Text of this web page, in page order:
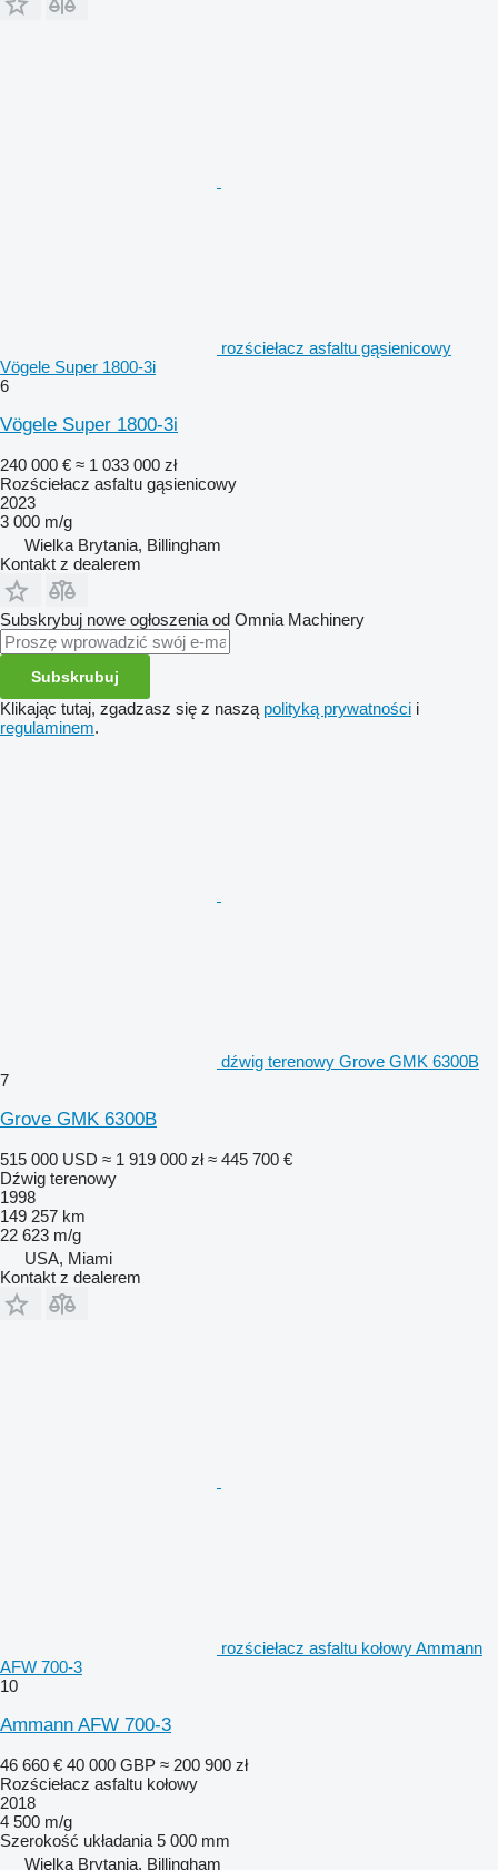
rozściełacz asfaltu gąsienicowy
Vögele Super 1800-3i
6
Vögele Super 1800-3i
240 000 € ≈ 1 033 000 zł
Rozściełacz asfaltu gąsienicowy
2023
3 000 m/g
Wielka Brytania, Billingham
Kontakt z dealerem
Subskrybuj nowe ogłoszenia od Omnia Machinery
Subskrubuj
Klikając tutaj, zgadzasz się z naszą polityką prywatności i
regulaminem.
dźwig terenowy Grove GMK 6300B
7
Grove GMK 6300B
515 000 USD ≈ 1 919 000 zł ≈ 445 700 €
Dźwig terenowy
1998
149 257 km
22 623 m/g
USA, Miami
Kontakt z dealerem
rozściełacz asfaltu kołowy Ammann
AFW 700-3
10
Ammann AFW 700-3
46 660 € 40 000 GBP ≈ 200 900 zł
Rozściełacz asfaltu kołowy
2018
4 500 m/g
Szerokość układania 5 000 mm
Wielka Brytania, Billingham